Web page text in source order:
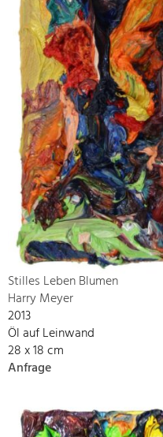
Stilles Leben Blumen
Harry Meyer
2013
Öl auf Leinwand
28 x 18 cm
Anfrage